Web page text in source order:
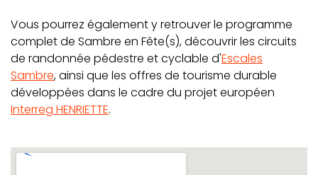
Vous pourrez également y retrouver le programme
complet de Sambre en Fête(s), découvrir les circuits
de randonnée pédestre et cyclable d'Escales
Sambre, ainsi que les offres de tourisme durable
développées dans le cadre du projet européen
Interreg HENRIETTE.